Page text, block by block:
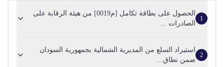
1
الحصول على بطاقة تكامل [م0019] من هيئة الرقابة على
الصادرات ...
2
استيراد السلع من المديرية الشمالية بجمهورية السودان
ضمن نطاق...